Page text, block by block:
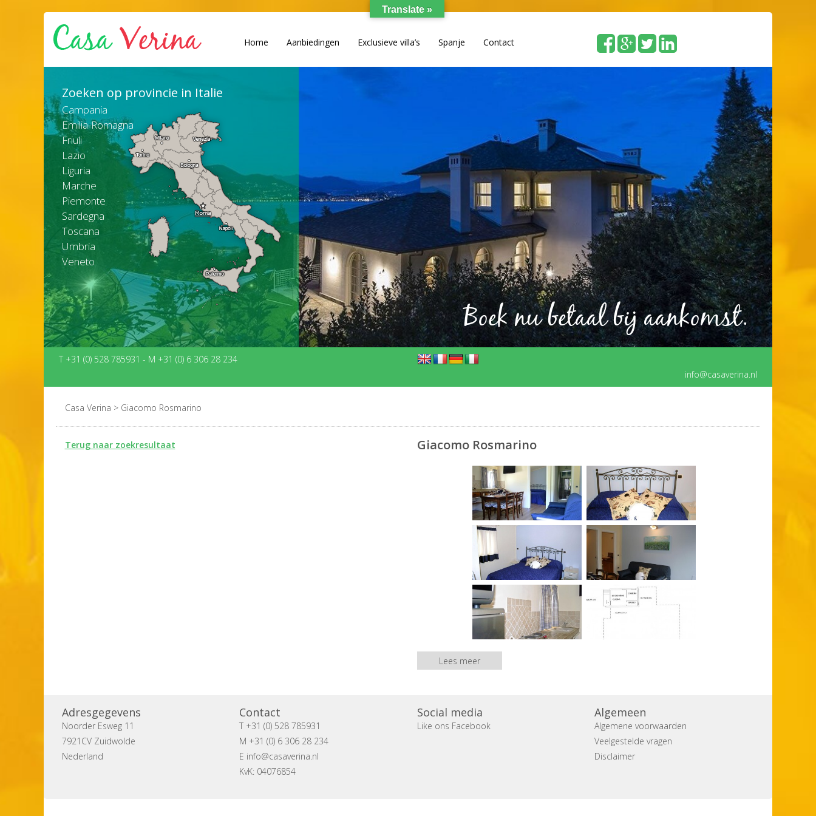
Home Aanbiedingen Exclusieve villa’s Spanje Contact
Zoeken op provincie in Italie
Campania
Emilia-Romagna
Friuli
Lazio
Liguria
Marche
Piemonte
Sardegna
Toscana
Umbria
Veneto
Boek nu betaal bij aankomst.
T +31 (0) 528 785931 - M +31 (0) 6 306 28 234
info@casaverina.nl
Casa Verina > Giacomo Rosmarino
Terug naar zoekresultaat Giacomo Rosmarino
Lees meer
Adresgegevens
Noorder Esweg 11
7921CV Zuidwolde
Nederland
Contact
T +31 (0) 528 785931
M +31 (0) 6 306 28 234
E info@casaverina.nl
KvK: 04076854
Social media
Like ons Facebook
Algemeen
Algemene voorwaarden
Veelgestelde vragen
Disclaimer
Translate »